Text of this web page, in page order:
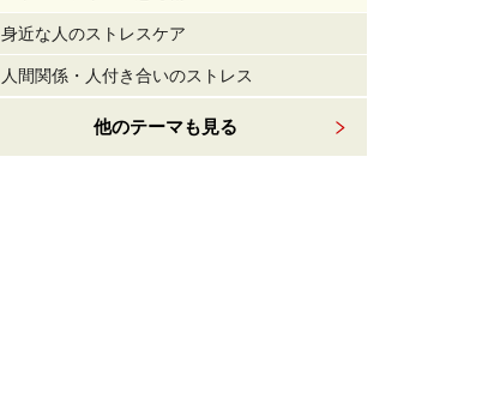
身近な人のストレスケア
人間関係・人付き合いのストレス
他のテーマも見る